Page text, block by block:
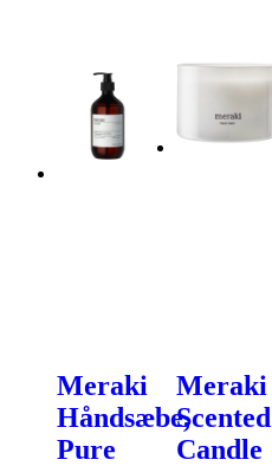
Meraki
Håndsæbe,
Pure
Meraki
Scented
Candle